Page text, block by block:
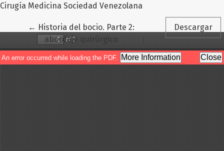
Cirugía Medicina Sociedad Venezolana
← Volver a los detalles del artículo
Historia del bocio. Parte 2:
abordaje quirúrgico
Descargar